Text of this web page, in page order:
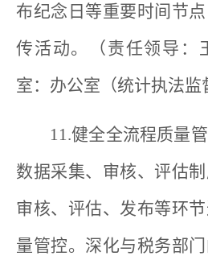
布纪念日等重要时间节
传活动。（责任领导：
室：办公室（统计执法监
11.健全全流程质量
数据采集、审核、评估制
审核、评估、发布等环
量管控。深化与税务部